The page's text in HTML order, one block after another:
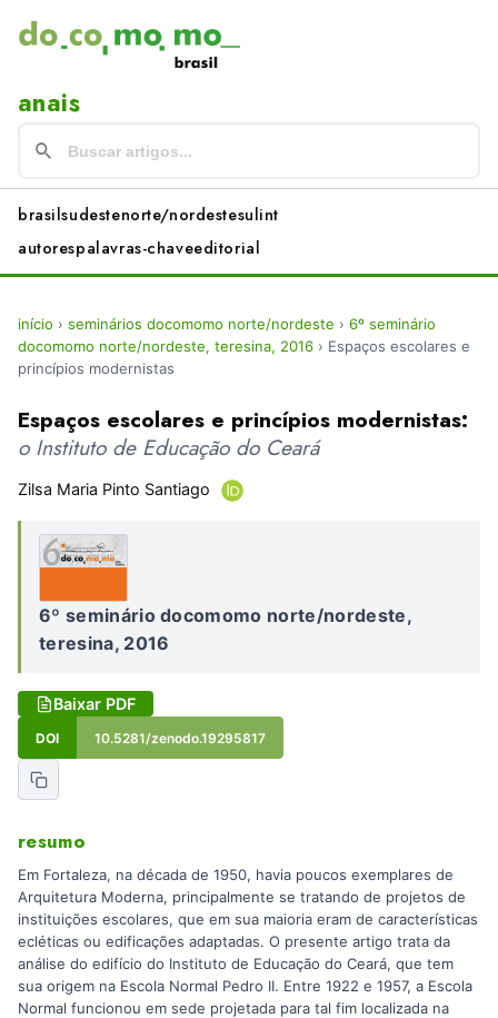
anais
brasilsudestenorte/nordestesulint
autorespalavras-chaveeditorial
início › seminários docomomo norte/nordeste › 6º seminário
docomomo norte/nordeste, teresina, 2016 › Espaços escolares e
princípios modernistas
Espaços escolares e princípios modernistas:
o Instituto de Educação do Ceará
Zilsa Maria Pinto Santiago
6º seminário docomomo norte/nordeste,
teresina, 2016
Baixar PDF
DOI 10.5281/zenodo.19295817
resumo
Em Fortaleza, na década de 1950, havia poucos exemplares de
Arquitetura Moderna, principalmente se tratando de projetos de
instituições escolares, que em sua maioria eram de características
ecléticas ou edificações adaptadas. O presente artigo trata da
análise do edifício do Instituto de Educação do Ceará, que tem
sua origem na Escola Normal Pedro II. Entre 1922 e 1957, a Escola
Normal funcionou em sede projetada para tal fim localizada na